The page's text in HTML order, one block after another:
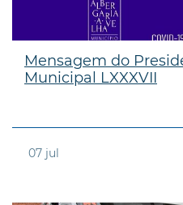
Mensagem do
Municipal LXXXVII
07 jul